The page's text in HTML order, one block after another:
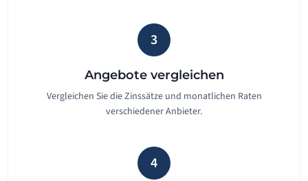
3
Angebote vergleichen
Vergleichen Sie die Zinssätze und monatlichen Raten
verschiedener Anbieter.
4